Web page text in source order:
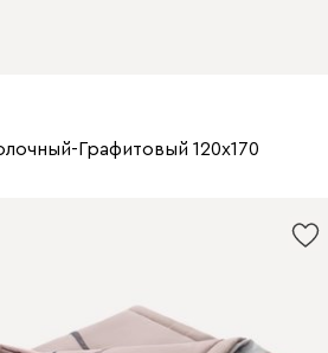
Графитовый 120x170